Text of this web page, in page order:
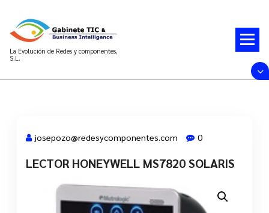
contenido
La Evolución de Redes y componentes,
S.L.
28 Mar, 2022
josepozo@redesycomponentes.com 0
LECTOR HONEYWELL MS7820 SOLARIS